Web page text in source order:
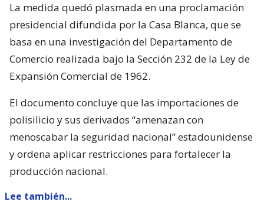
La medida quedó plasmada en una proclamación
presidencial difundida por la Casa Blanca, que se
basa en una investigación del Departamento de
Comercio realizada bajo la Sección 232 de la Ley de
Expansión Comercial de 1962.
El documento concluye que las importaciones de
polisilicio y sus derivados “amenazan con
menoscabar la seguridad nacional” estadounidense
y ordena aplicar restricciones para fortalecer la
producción nacional.
Lee también...